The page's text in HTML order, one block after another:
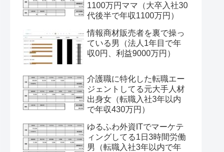
1100万円ママ（大卒入社30
代後半で年収1100万円）
情報商材販売者を裏で操っ
ている男（法人1年目で年
収0円、利益9000万円）
介護職に特化した転職エー
ジェントしてる元大手人材
出身女（転職入社3年以内
で年収430万円）
ゆるふわ外資ITでマーケテ
ィングしてる1日3時間労働
男（転職入社3年以内で年